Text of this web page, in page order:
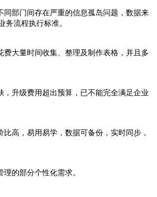
同部门间存在严重的信息孤岛问题，数据来
务流程执行标准。
费大量时间收集、整理及制作表格，并且多
，升级费用超出预算，已不能完全满足企业
高，易用易学，数据可备份，实时同步，
的部分个性化需求。